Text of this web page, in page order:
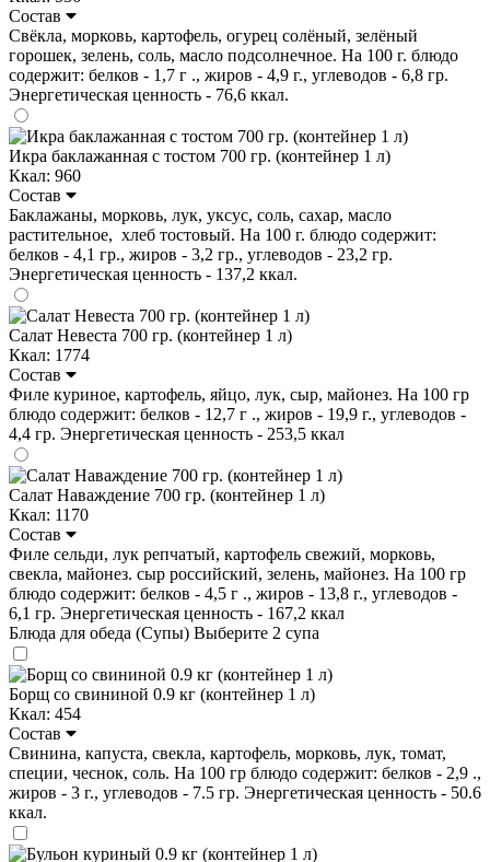
Состав
Свёкла, морковь, картофель, огурец солёный, зелёный
горошек, зелень, соль, масло подсолнечное. На 100 г. блюдо
содержит: белков - 1,7 г ., жиров - 4,9 г., углеводов - 6,8 гр.
Энергетическая ценность - 76,6 ккал.
Икра баклажанная с тостом 700 гр. (контейнер 1 л)
Ккал: 960
Состав
Баклажаны, морковь, лук, уксус, соль, сахар, масло
растительное, хлеб тостовый. На 100 г. блюдо содержит:
белков - 4,1 гр., жиров - 3,2 гр., углеводов - 23,2 гр.
Энергетическая ценность - 137,2 ккал.
Салат Невеста 700 гр. (контейнер 1 л)
Ккал: 1774
Состав
Филе куриное, картофель, яйцо, лук, сыр, майонез. На 100 гр
блюдо содержит: белков - 12,7 г ., жиров - 19,9 г., углеводов -
4,4 гр. Энергетическая ценность - 253,5 ккал
Салат Наваждение 700 гр. (контейнер 1 л)
Ккал: 1170
Состав
Филе сельди, лук репчатый, картофель свежий, морковь,
свекла, майонез. сыр российский, зелень, майонез. На 100 гр
блюдо содержит: белков - 4,5 г ., жиров - 13,8 г., углеводов -
6,1 гр. Энергетическая ценность - 167,2 ккал
Блюда для обеда (Супы) Выберите 2 супа
Борщ со свининой 0.9 кг (контейнер 1 л)
Ккал: 454
Состав
Свинина, капуста, свекла, картофель, морковь, лук, томат,
специи, чеснок, соль. На 100 гр блюдо содержит: белков - 2,9 .,
жиров - 3 г., углеводов - 7.5 гр. Энергетическая ценность - 50.6
ккал.